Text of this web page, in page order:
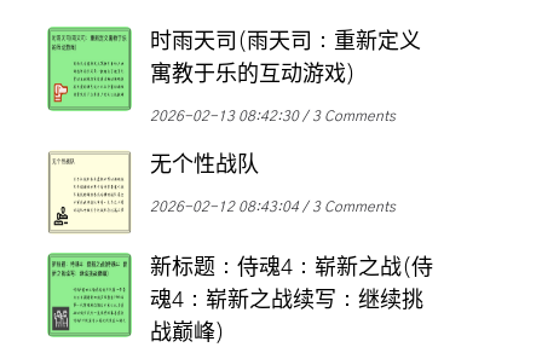
时雨天司(雨天司：重新定义
寓教于乐的互动游戏)
2026-02-13 08:42:30 3 Comments
无个性战队
2026-02-12 08:43:04 3 Comments
新标题：侍魂4：崭新之战(侍
魂4：崭新之战续写：继续挑
战巅峰)